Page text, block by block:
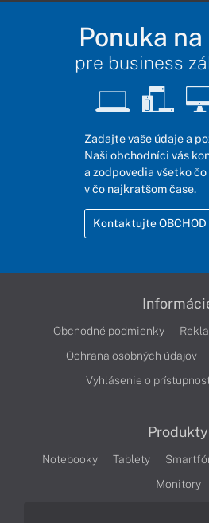
Ponuka
pre business
Zadajte vaše údaje a
Naši obchodníci vás
a zodpovedia všetko
v čo najkratšom čase.
Kontaktujte OBCHOD
Obchodné podmienky
Ochrana osobných údajov
Vyhlásenie o
Produkty
Notebooky Tablety
Monitory